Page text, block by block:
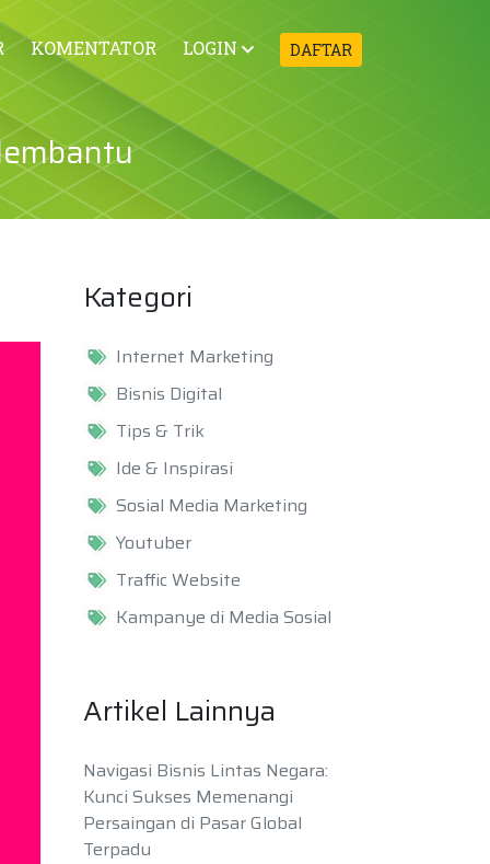
KOMENTATOR LOGIN DAFTAR
Kategori
Internet Marketing
Bisnis Digital
Tips & Trik
Ide & Inspirasi
Sosial Media Marketing
Youtuber
Traffic Website
Kampanye di Media Sosial
Artikel Lainnya
Navigasi Bisnis Lintas Negara:
Kunci Sukses Memenangi
Persaingan di Pasar Global
Terpadu